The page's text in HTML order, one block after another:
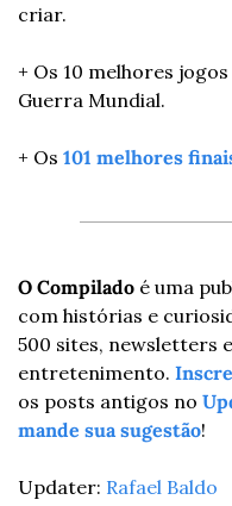
criar.
+ Os 10 melhores
Guerra Mundial.
+ Os 101 melhores
O Compilado é uma
com histórias e
500 sites, newsletters
entretenimento.
os posts antigos no
mande sua sugestão!
Updater: Rafael Baldo